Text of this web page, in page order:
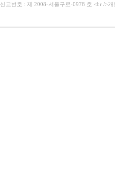
신고번호 : 제 2008-서울구로-0978 호 <br />